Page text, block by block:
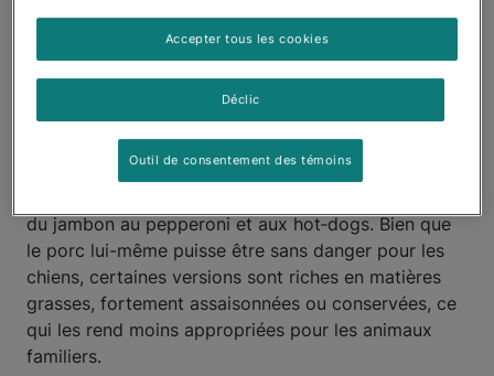
Il n’y a pas de réponse simple. Le porc se présente
sous différentes formes, cru, cuit, transformé, avec
os, sans os, et chacune vient avec ses propres
considérations. Pour cette raison, la question
chiens peuvent-ils manger du porc?»dépend en
grande partie de la façon dont le porc est préparé.
du jambon au pepperoni et aux hot‑dogs. Bien que
le porc lui-même puisse être sans danger pour les
chiens, certaines versions sont riches en matières
grasses, fortement assaisonnées ou conservées, ce
qui les rend moins appropriées pour les animaux
familiers.
Déclic
Accepter tous les cookies
Outil de consentement des témoins